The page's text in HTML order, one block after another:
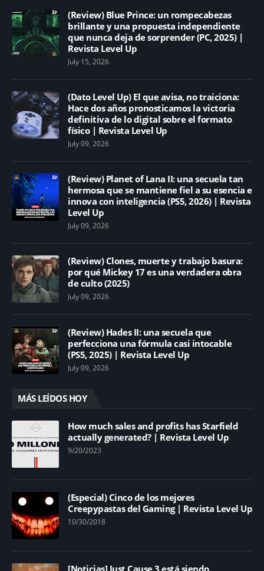
(Review) Blue Prince: un rompecabezas
brillante y una propuesta independiente
que nunca deja de sorprender (PC, 2025) |
Revista Level Up
July 15, 2026
(Dato Level Up) El que avisa, no traiciona:
Hace dos años pronosticamos la victoria
definitiva de lo digital sobre el formato
físico | Revista Level Up
July 09, 2026
(Review) Planet of Lana II: una secuela tan
hermosa que se mantiene fiel a su esencia e
innova con inteligencia (PS5, 2026) | Revista
Level Up
July 09, 2026
(Review) Clones, muerte y trabajo basura:
por qué Mickey 17 es una verdadera obra
de culto (2025)
July 09, 2026
(Review) Hades II: una secuela que
perfecciona una fórmula casi intocable
(PS5, 2025) | Revista Level Up
July 09, 2026
MÁS LEÍDOS HOY
How much sales and profits has Starfield
actually generated? | Revista Level Up
9/20/2023
(Especial) Cinco de los mejores
Creepypastas del Gaming | Revista Level Up
10/30/2018
[Noticias] Just Cause 3 está siendo